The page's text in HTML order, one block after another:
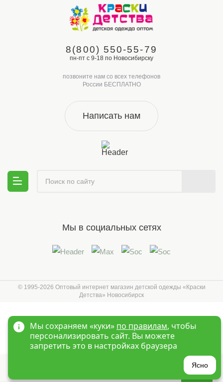
?
8(800) 550-55-79
пн-пт с 9-18 по Новосибирску
позвоните нам со всех телефонов
России БЕСПЛАТНО
Написать нам
Мы в социальных сетях
© 1995-2026 Оптовый интернет магазин детской одежды «Краски
Детства» Новосибирск
Мы сохраняем «куки» по правилам, чтобы
персонализировать сайт. Вы можете
запретить это в настройках браузера
Ясно